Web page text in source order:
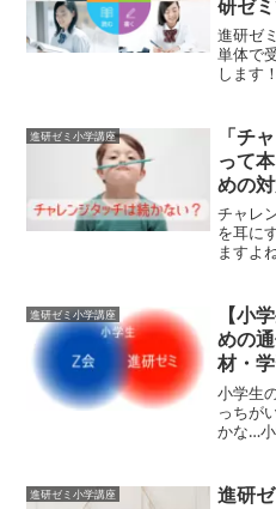
研ゼ
み方
進研ゼ
単体で
します
〈
教材
オプ
（進研
進研ゼミ小学講座
「チ
って
めの
チャレ
を耳に
ますよ
ミの
です
るた
やすく
進研ゼミ小学講座
【小
めの
材・
検証！
小学生
っちが
かな…
庭は
小学
会につ
進研ゼミ小学講座
進研